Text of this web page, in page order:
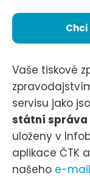
Vaše tiskové
servisu jako
státní správa
uloženy v
aplikace ČTK
našeho e-